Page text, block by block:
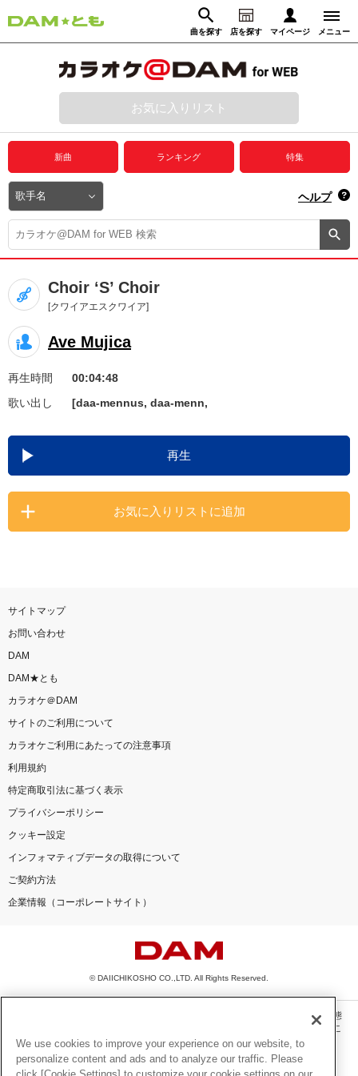
曲を探す 店を探す マイページ メニュー
動画からさがす 録音からさがす
ログイン
プレミアムサービス
DAM★とも動画
DAM★とも録音
カラオケ＠DAM
ユーザー検索
キャンペーン
お知らせ よくあるご質問
DAMの新曲・ランキングなど
カラオケ最新情報をチェック！
お気に入りリスト
新曲 ランキング 特集
ヘルプ
Choir ‘S’ Choir
[クワイアエスクワイア]
Ave Mujica
再生時間
00:04:48
歌い出し
[daa-mennus, daa-menn,
再生
お気に入りリストに追加
サイトマップ
お問い合わせ
DAM
DAM★とも
カラオケ＠DAM
サイトのご利用について
カラオケご利用にあたっての注意事項
利用規約
特定商取引法に基づく表示
プライバシーポリシー
クッキー設定
インフォマティブデータの取得について
ご契約方法
企業情報（コーポレートサイト）
© DAIICHIKOSHO CO.,LTD. All Rights Reserved.
このサイトに掲載されている一切の文章・画像・写真・動画・音声等を、手段や形態
を問わず、著作権法の定める範囲を超えて無断で複製、転載、ファイル化などするこ
とを禁じます。
楽曲及びコンテンツは、機種によりご利用いただけない場合があります。
We use cookies to improve your experience on our website, to
personalize content and ads and to analyze our traffic. Please